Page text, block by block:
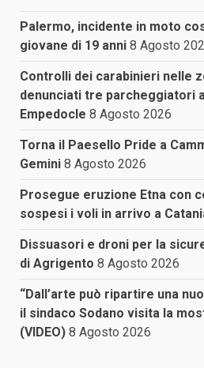
Palermo, incidente in moto
giovane di 19 anni 8 Agosto
Controlli dei carabinieri nelle
denunciati tre parcheggiatori
Empedocle 8 Agosto 2026
Torna il Paesello Pride a
Gemini 8 Agosto 2026
Prosegue eruzione Etna con
sospesi i voli in arrivo a
Dissuasori e droni per la
di Agrigento 8 Agosto 2026
“Dall’arte può ripartire una
il sindaco Sodano visita la
(VIDEO) 8 Agosto 2026